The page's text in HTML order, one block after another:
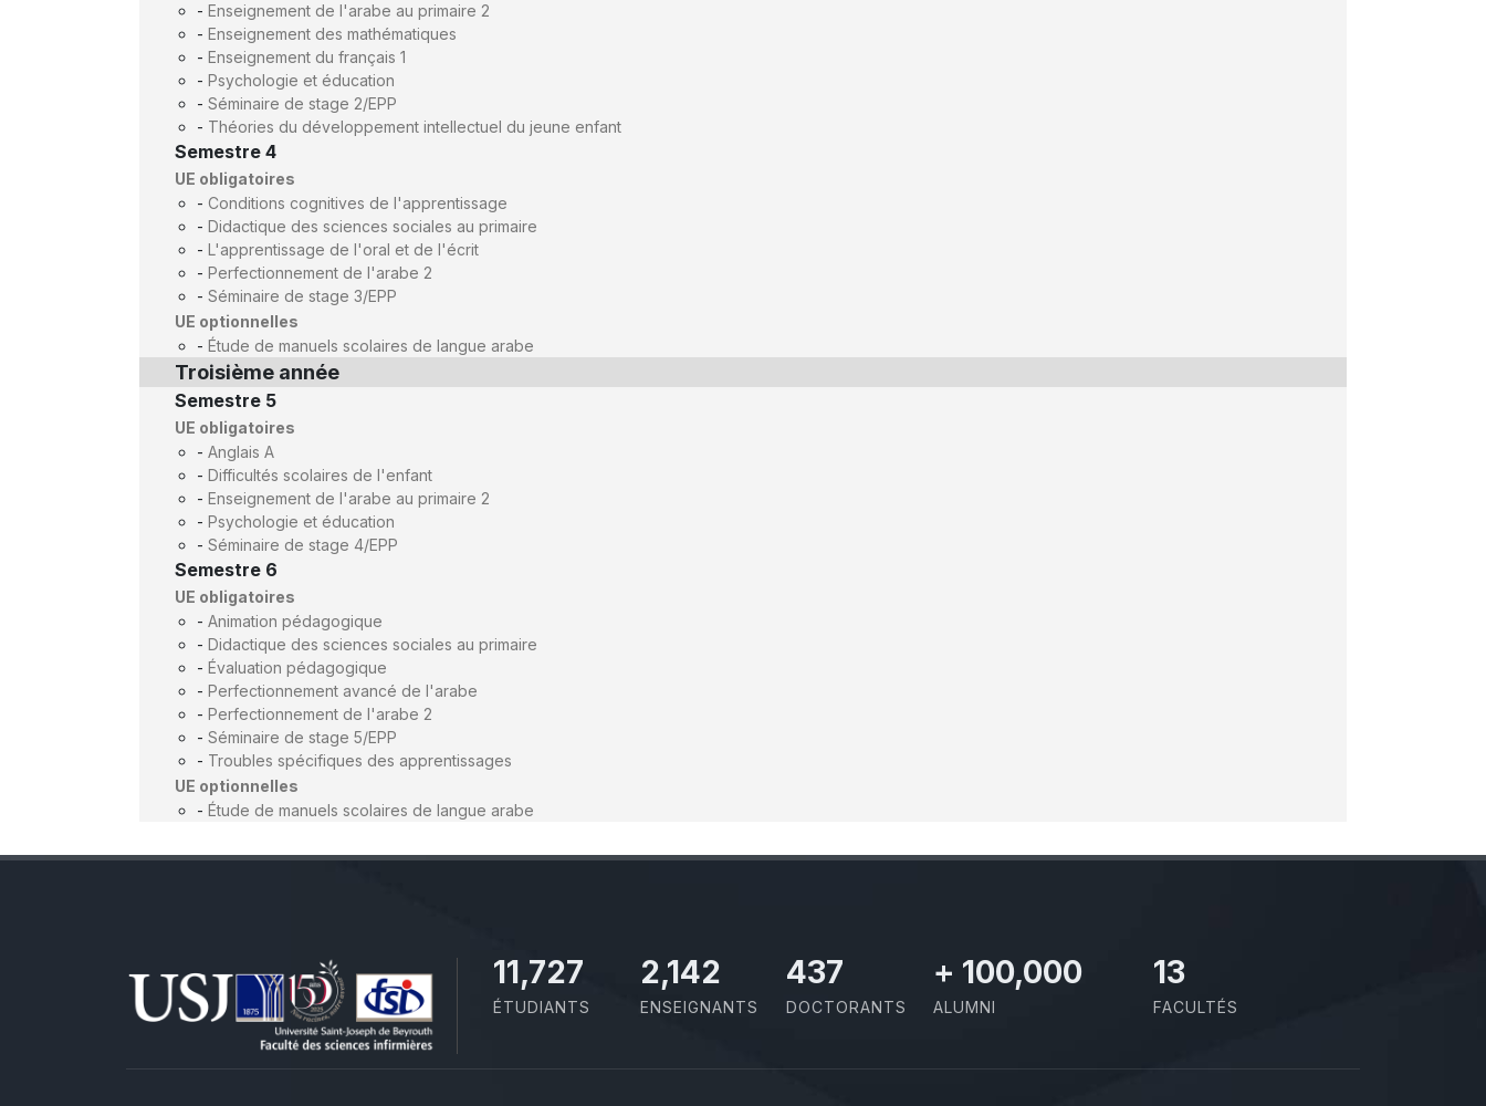
- Enseignement de l'arabe au primaire 2
- Enseignement des mathématiques
- Enseignement du français 1
- Psychologie et éducation
- Séminaire de stage 2/EPP
- Théories du développement intellectuel du jeune enfant
Semestre 4
UE obligatoires
- Conditions cognitives de l'apprentissage
- Didactique des sciences sociales au primaire
- L'apprentissage de l'oral et de l'écrit
- Perfectionnement de l'arabe 2
- Séminaire de stage 3/EPP
UE optionnelles
- Étude de manuels scolaires de langue arabe
Troisième année
Semestre 5
UE obligatoires
- Anglais A
- Difficultés scolaires de l'enfant
- Enseignement de l'arabe au primaire 2
- Psychologie et éducation
- Séminaire de stage 4/EPP
Semestre 6
UE obligatoires
- Animation pédagogique
- Didactique des sciences sociales au primaire
- Évaluation pédagogique
- Perfectionnement avancé de l'arabe
- Perfectionnement de l'arabe 2
- Séminaire de stage 5/EPP
- Troubles spécifiques des apprentissages
UE optionnelles
- Étude de manuels scolaires de langue arabe
11,727
ÉTUDIANTS
2,142
ENSEIGNANTS
437
DOCTORANTS
+ 100,000
ALUMNI
13
FACULTÉS